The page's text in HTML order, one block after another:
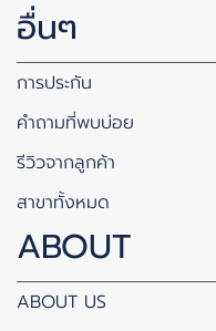
อื่นๆ
การประกัน
คำถามที่พบบ่อย
รีวิวจากลูกค้า
สาขาทั้งหมด
ABOUT
ABOUT US